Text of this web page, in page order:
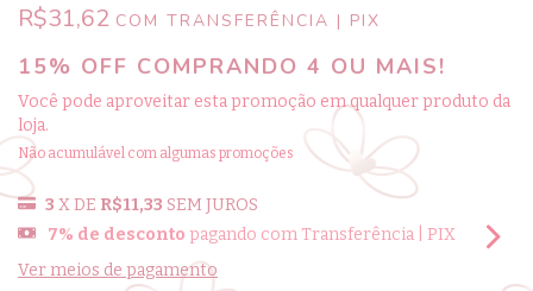
R$31,62 COM TRANSFERÊNCIA | PIX
15% OFF COMPRANDO 4 OU MAIS!
Você pode aproveitar esta promoção em qualquer produto da
loja.
Não acumulável com algumas promoções
3 X DE R$11,33 SEM JUROS
7% de desconto pagando com Transferência | PIX
Ver meios de pagamento